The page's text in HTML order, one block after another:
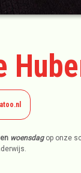
en woensdagop onze